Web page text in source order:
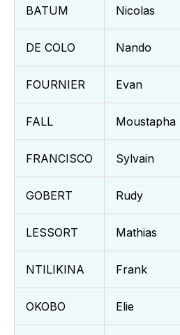
BATUM Nicolas
DE COLO Nando
FOURNIER Evan
FALL Moustapha
FRANCISCO Sylvain
GOBERT Rudy
LESSORT Mathias
NTILIKINA Frank
OKOBO Elie